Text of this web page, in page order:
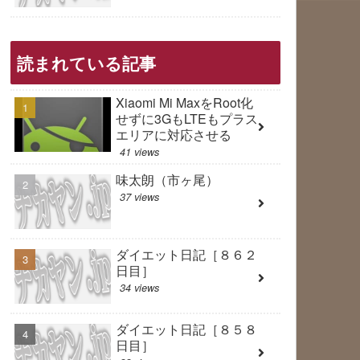
読まれている記事
Xiaomi Mi MaxをRoot化
せずに3GもLTEもプラス
エリアに対応させる
41 views
味太朗（市ヶ尾）
37 views
ダイエット日記［８６２
日目］
34 views
ダイエット日記［８５８
日目］